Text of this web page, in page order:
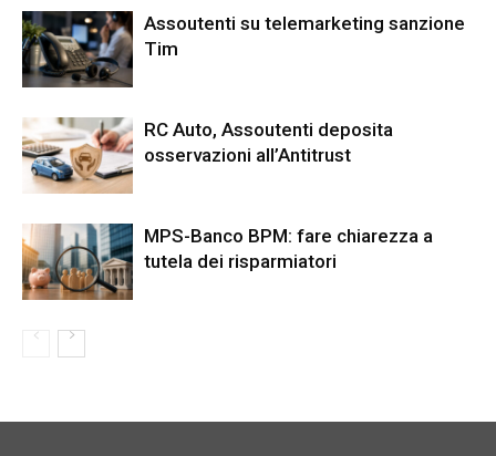
Assoutenti su telemarketing sanzione
Tim
RC Auto, Assoutenti deposita
osservazioni all’Antitrust
MPS-Banco BPM: fare chiarezza a
tutela dei risparmiatori